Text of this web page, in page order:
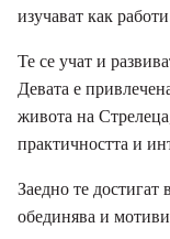
изучават как
Те се учат и
Девата е
живота на
практичността и
Заедно те достигат
обединява и